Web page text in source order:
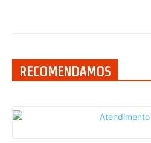
RECOMENDAMOS